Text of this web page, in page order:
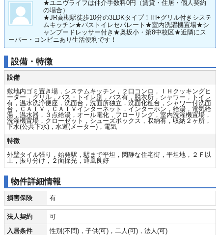
★ユニヴライフは仲介手数料0円（賃貸・住居・個人契約
の場合）
★JR高槻駅徒歩10分の3LDKタイプ！IH+グリル付きシステ
ムキッチン★バストイレセパレート★室内洗濯機置場★シ
ャンプードレッサー付き★奥坂小・第8中校区★近隣にス
ーパー・コンビニあり生活便利です！
設備・特徴
設備
敷地内ゴミ置き場，システムキッチン，２口コンロ，ＩＨクッキングヒ
ーター，グリル，バス・トイレ別，バス有，脱衣所，シャワー，トイレ
有，温水洗浄便座，洗面台，洗面所独立，洗面化粧台，シャワー付洗面
台，ＣＡＴＶ，ＣＡＴＶインターネット，インターホン，給湯，電気給
湯，温水器，３点給湯，オール電化，フローリング，室内洗濯機置場，
洗濯機置場，クローゼット，シューズボックス，収納有，収納２ヶ所，
下水(公共下水)，水道(メーター)，電気
特徴
外壁タイル張り，始発駅，駅まで平坦，閑静な住宅街，平坦地，２Ｆ以
上，振り分け，２面採光，通風良好
物件詳細情報
損害保険 有
法人契約 可
入居条件 性別(不問)，子供(可)，二人(可)，法人(可)